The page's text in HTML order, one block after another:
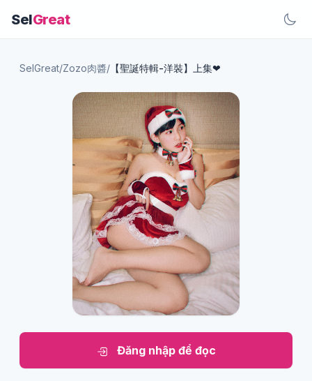
SelGreat
SelGreat/Zozo肉醬/ 【聖誕特輯-洋裝】上集❤
Đăng nhập để đọc